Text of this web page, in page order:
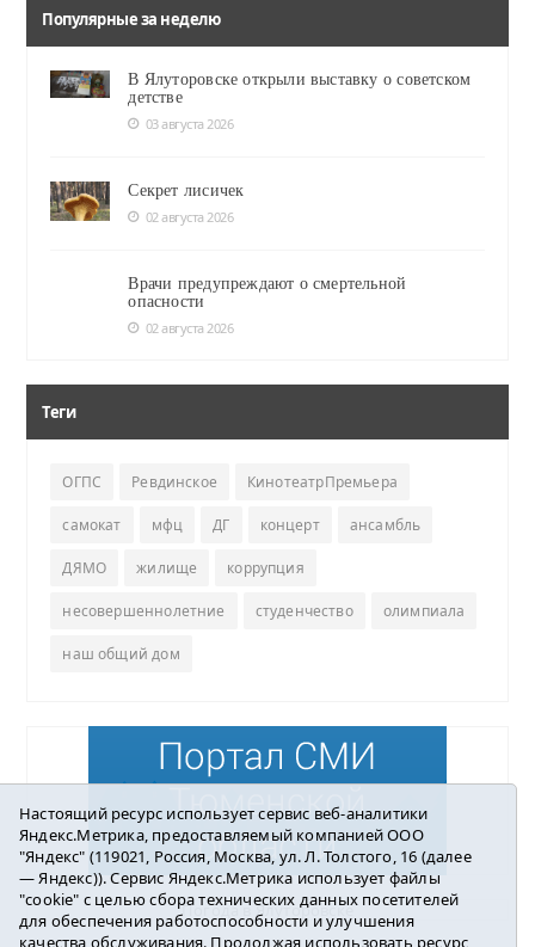
Популярные за неделю
В Ялуторовске открыли выставку о советском
детстве
03 августа 2026
Секрет лисичек
02 августа 2026
Врачи предупреждают о смертельной
опасности
02 августа 2026
Теги
ОГПС Ревдинское КинотеатрПремьера
самокат мфц ДГ концерт ансамбль
ДЯМО жилище коррупция
несовершеннолетние студенчество олимпиала
наш общий дом
Погода в Ялуторовске
Настоящий ресурс использует сервис веб-аналитики
Яндекс.Метрика, предоставляемый компанией ООО
"Яндекс" (119021, Россия, Москва, ул. Л. Толстого, 16 (далее
— Яндекс)). Сервис Яндекс.Метрика использует файлы
"cookie" с целью сбора технических данных посетителей
для обеспечения работоспособности и улучшения
качества обслуживания. Продолжая использовать ресурс,